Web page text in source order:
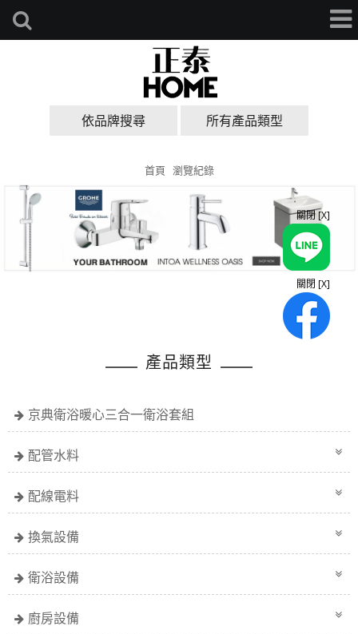
依品牌搜尋 所有產品類型
首頁 瀏覽紀錄
產品類型
京典衛浴暖心三合一衛浴套組
配管水料
配線電料
換氣設備
衛浴設備
廚房設備
關閉 [X]
關閉 [X]